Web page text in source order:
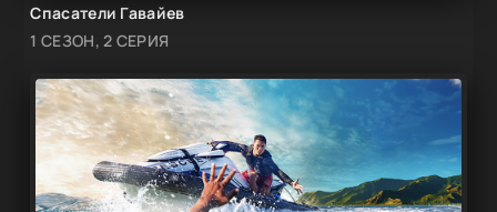
Спасатели Гавайев
1 СЕЗОН, 2 СЕРИЯ